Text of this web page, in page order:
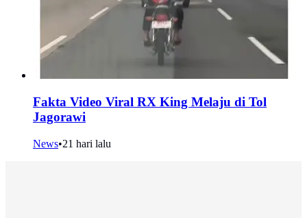
Fakta Video Viral RX King Melaju di Tol
Jagorawi
News•21 hari lalu